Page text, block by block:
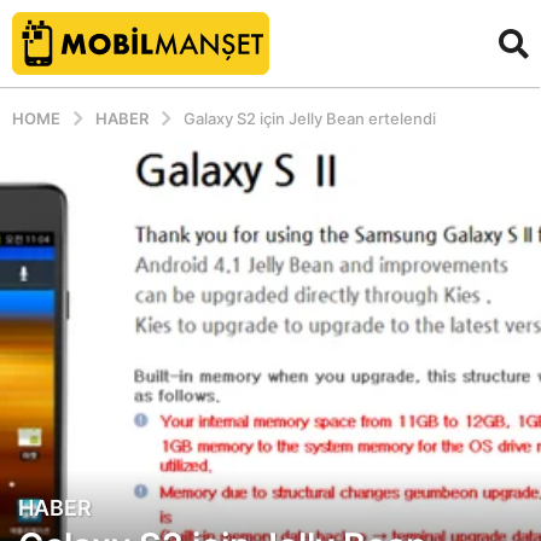
HOME HABER Galaxy S2 için Jelly Bean ertelendi
1
HABER